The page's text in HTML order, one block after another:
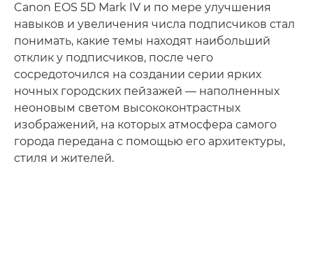
Canon EOS 5D Mark IV и по мере улучшения
навыков и увеличения числа подписчиков стал
понимать, какие темы находят наибольший
отклик у подписчиков, после чего
сосредоточился на создании серии ярких
ночных городских пейзажей — наполненных
неоновым светом высококонтрастных
изображений, на которых атмосфера самого
города передана с помощью его архитектуры,
стиля и жителей.